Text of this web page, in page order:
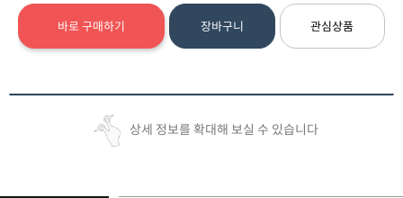
바로 구매하기 장바구니 관심상품
상세 정보를 확대해 보실 수 있습니다